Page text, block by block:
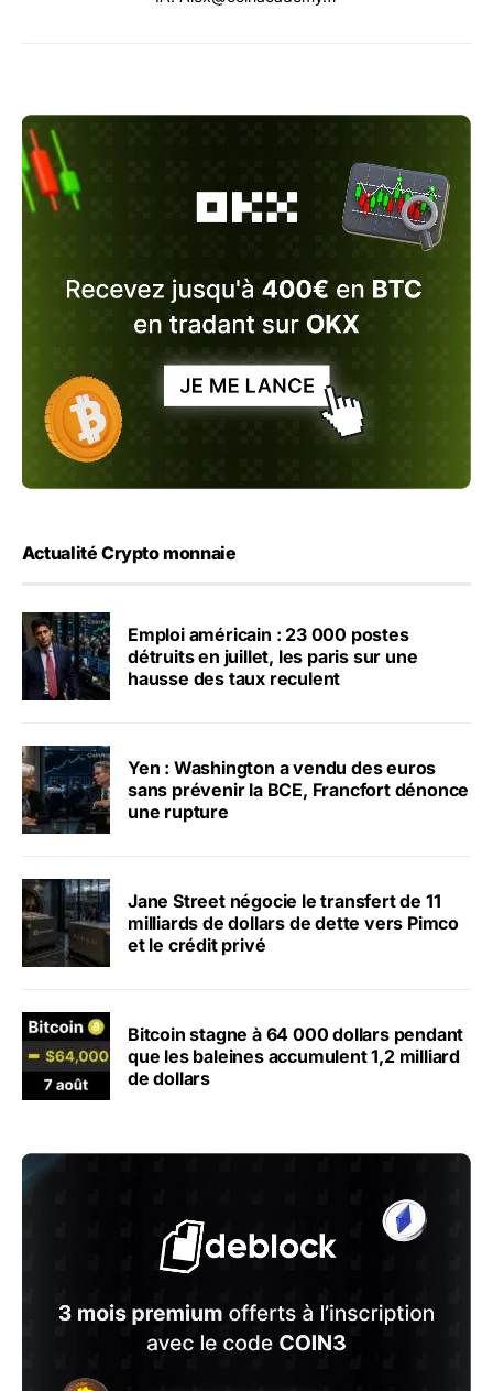
Actualité Crypto monnaie
Emploi américain : 23 000 postes
détruits en juillet, les paris sur une
hausse des taux reculent
Yen : Washington a vendu des euros
sans prévenir la BCE, Francfort dénonce
une rupture
Jane Street négocie le transfert de 11
milliards de dollars de dette vers Pimco
et le crédit privé
Bitcoin stagne à 64 000 dollars pendant
que les baleines accumulent 1,2 milliard
de dollars